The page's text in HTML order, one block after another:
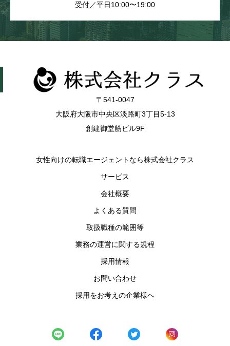
受付／平日10:00〜19:00
〒541-0047
大阪府大阪市中央区淡路町3丁目5-13
創建御堂筋ビル9F
女性向けの転職エージェントなら株式会社クラス
サービス
会社概要
よくある質問
取扱職種の範囲等
業務の運営に関する規程
採用情報
お問い合わせ
採用をお考えの企業様へ